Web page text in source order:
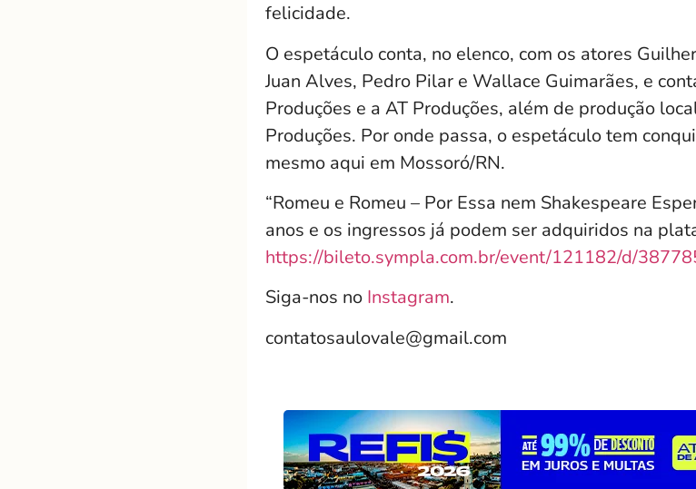
felicidade.
O espetáculo conta, no elenco, com os atores
Juan Alves, Pedro Pilar e Wallace Guimarães, e
Produções e a AT Produções, além de produção
Produções. Por onde passa, o espetáculo tem
mesmo aqui em Mossoró/RN.
“Romeu e Romeu – Por Essa nem Shakespeare
anos e os ingressos já podem ser adquiridos na
https://bileto.sympla.com.br/event/121182/d/
Siga-nos no Instagram.
contatosaulovale@gmail.com